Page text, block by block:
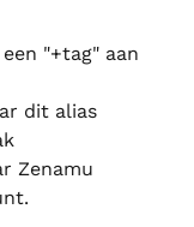
"+tag" aan
dit alias
Zenamu